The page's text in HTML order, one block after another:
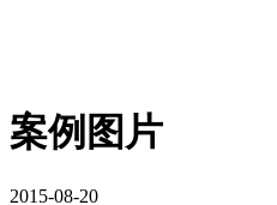
案例图片
2015-08-20